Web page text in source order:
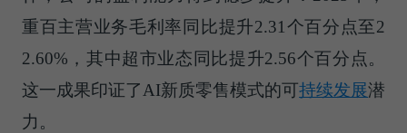
重百主营业务毛利率同比提升2.31个百分点至2
2.60%，其中超市业态同比提升2.56个百分点。
这一成果印证了AI新质零售模式的可持续发展潜
力。